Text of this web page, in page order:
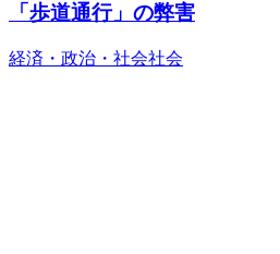
「歩道通行」の弊害
経済・政治・社会社会